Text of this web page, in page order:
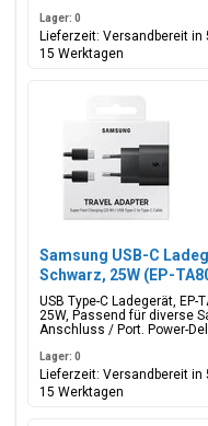
Lager: 0
Lieferzeit: Versandbereit in
15 Werktagen
Samsung USB-C
Schwarz, 25W (EP-
USB Type-C Ladegerät, EP-
25W, Passend für diverse
Anschluss / Port. Power-
Lager: 0
Lieferzeit: Versandbereit in
15 Werktagen